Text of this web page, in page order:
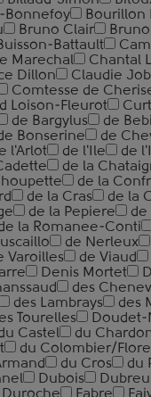
Bonnefoy
Bourillon
Bruno Clair
Battault
Marechal
Chantal
Dillon Claudie
Comtesse de
Loison-Fleurot
de Bargylus de
Bonserine de
l'Arlot de l'Ile
de
de la
de la
de la Cras de la
de la Pepiere
de
la Romanee-Conti
de Nerleux
Varoilles de Viaud
Denis Mortet
des
des Lambrays des
Tourelles
Doudet-
Castel du
du Colombier/
du Cros du
Dubois